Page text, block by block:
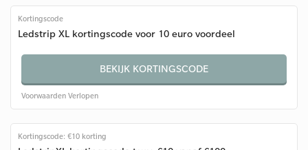
Kortingscode
Ledstrip XL kortingscode voor 10 euro voordeel
BEKIJK KORTINGSCODE
Voorwaarden Verlopen
Kortingscode: €10 korting